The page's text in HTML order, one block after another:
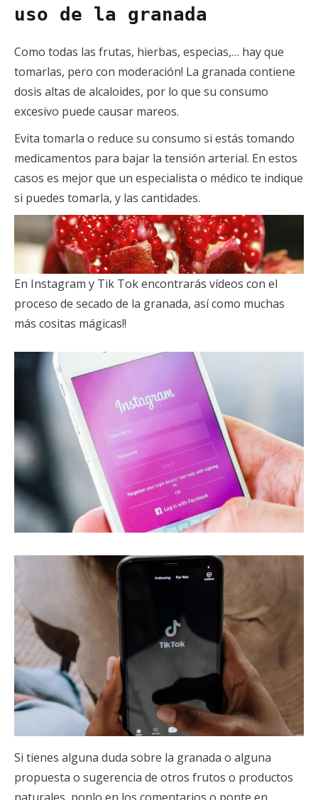
uso de la granada
Como todas las frutas, hierbas, especias,… hay que
tomarlas, pero con moderación! La granada contiene
dosis altas de alcaloides, por lo que su consumo
excesivo puede causar mareos.
Evita tomarla o reduce su consumo si estás tomando
medicamentos para bajar la tensión arterial. En estos
casos es mejor que un especialista o médico te indique
si puedes tomarla, y las cantidades.
En Instagram y Tik Tok encontrarás vídeos con el
proceso de secado de la granada, así como muchas
más cositas mágicas!!
Si tienes alguna duda sobre la granada o alguna
propuesta o sugerencia de otros frutos o productos